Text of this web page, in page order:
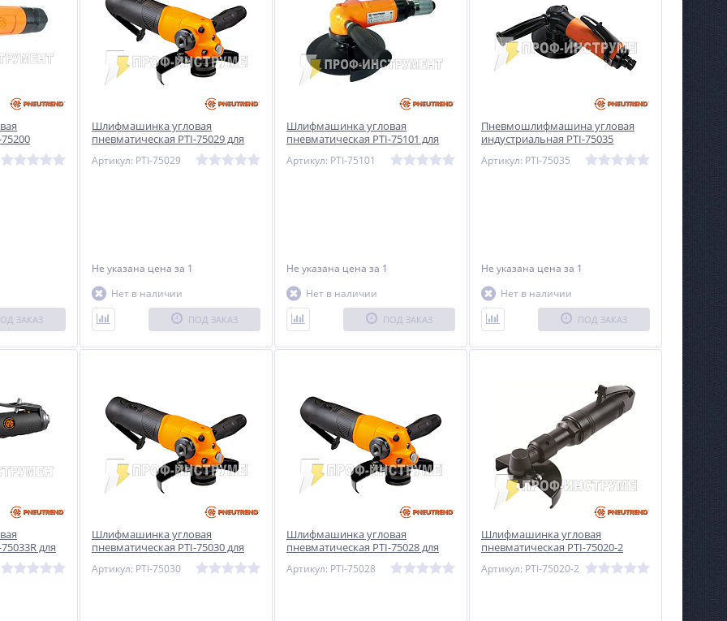
ЗАКАЗ
Шлифмашинка угловая
пневматическая PTI-75029 для
тяжелых условий эксплуатации
Артикул: PTI-75029
Не указана цена за 1
Нет в наличии
ПОД ЗАКАЗ
Шлифмашинка угловая
пневматическая PTI-75101 для
тяжелых условий эксплуатации
Артикул: PTI-75101
Не указана цена за 1
Нет в наличии
ПОД ЗАКАЗ
Пневмошлифмашина угловая
индустриальная PTI-75035
Артикул: PTI-75035
Не указана цена за 1
Нет в наличии
ПОД ЗАКАЗ
для
Шлифмашинка угловая
пневматическая PTI-75030 для
тяжелых условий эксплуатации
Артикул: PTI-75030
Шлифмашинка угловая
пневматическая PTI-75028 для
тяжелых условий эксплуатации
Артикул: PTI-75028
Шлифмашинка угловая
пневматическая PTI-75020-2
Артикул: PTI-75020-2